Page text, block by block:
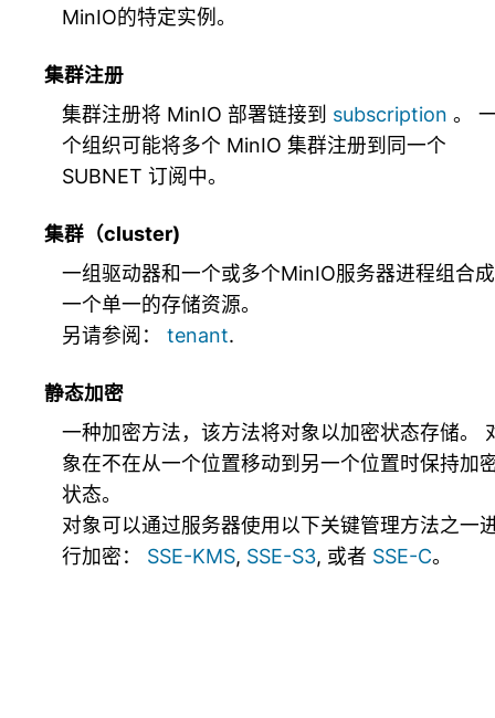
MinIO的特定实例。
集群注册
集群注册将 MinIO 部署链接到 subscription 。
个组织可能将多个 MinIO 集群注册到同一个
SUBNET 订阅中。
集群（cluster)
一组驱动器和一个或多个MinIO服务器进程组合成
一个单一的存储资源。
另请参阅： tenant.
静态加密
一种加密方法，该方法将对象以加密状态存储。
象在不在从一个位置移动到另一个位置时保持加
状态。
对象可以通过服务器使用以下关键管理方法之一
行加密： SSE-KMS, SSE-S3, 或者 SSE-C。